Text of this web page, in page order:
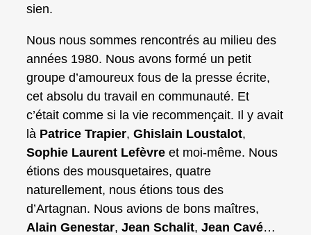
sien.
Nous nous sommes rencontrés au milieu des
années 1980. Nous avons formé un petit
groupe d’amoureux fous de la presse écrite,
cet absolu du travail en communauté. Et
c’était comme si la vie recommençait. Il y avait
là Patrice Trapier, Ghislain Loustalot,
Sophie Laurent Lefèvre et moi-même. Nous
étions des mousquetaires, quatre
naturellement, nous étions tous des
d’Artagnan. Nous avions de bons maîtres,
Alain Genestar, Jean Schalit, Jean Cavé…